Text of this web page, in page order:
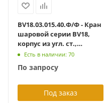
BV18.03.015.40.Ф/Ф - Кран
шаровой серии BV18,
корпус из угл. ст.,
полнопроходной DN15
рукоятка
Есть в наличии: 70
По запросу
Под заказ